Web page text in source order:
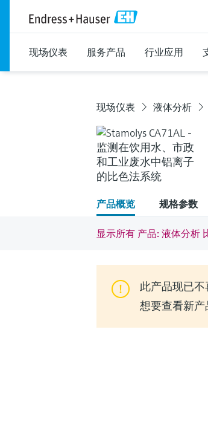
现场仪表 服务产品 行业应用
现场仪表 液体分析
产品概览 规格参数
显示所有 产品: 液体分析
此产品现已不
想要查看新产